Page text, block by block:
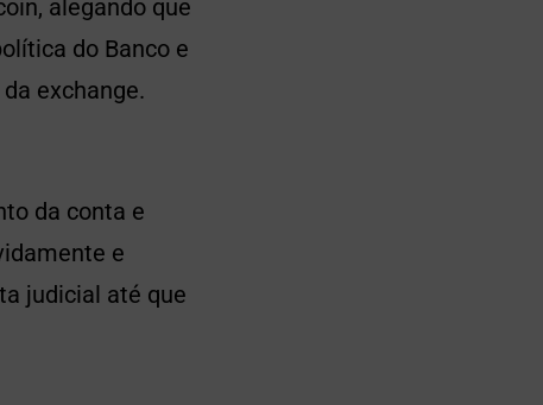
alegando que
do Banco e
exchange.
da conta e
e
judicial até que